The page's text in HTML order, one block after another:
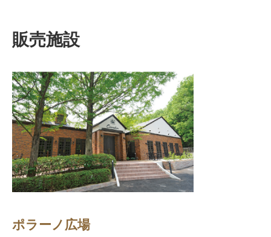
販売施設
ポラーノ広場